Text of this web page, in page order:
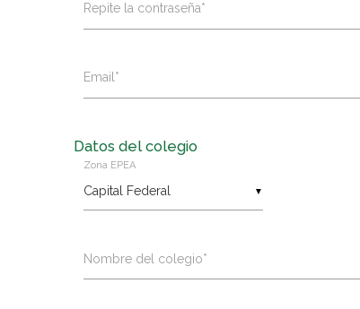
Repite la contraseña*
Email*
Datos del colegio
▼
Zona EPEA
Nombre del colegio*